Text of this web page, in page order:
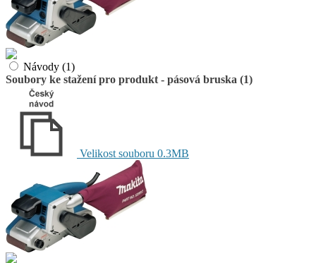
Návody (1)
Soubory ke stažení pro produkt - pásová bruska (1)
Velikost souboru 0.3MB